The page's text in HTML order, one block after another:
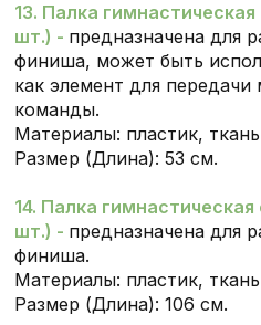
13. Палка
шт.) - предназначена для
финиша, может быть
как элемент для
команды.
Материалы: пластик,
Размер (Длина): 53 см.
14. Палка
шт.) - предназначена для
финиша.
Материалы: пластик,
Размер (Длина): 106 см.